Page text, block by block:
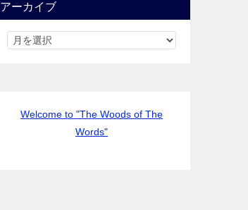
アーカイブ
Welcome to "The Woods of The
Words"